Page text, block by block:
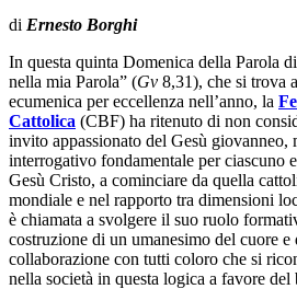
di Ernesto Borghi
In questa quinta Domenica della Parola
nella mia Parola” (Gv 8,31), che si trova
ecumenica per eccellenza nell’anno, la
Cattolica (CBF) ha ritenuto di non
invito appassionato del Gesù giovanneo,
interrogativo fondamentale per ciascuno
Gesù Cristo, a cominciare da quella
mondiale e nel rapporto tra dimensioni
è chiamata a svolgere il suo ruolo
costruzione di un umanesimo del cuore
collaborazione con tutti coloro che si
nella società in questa logica a favore del